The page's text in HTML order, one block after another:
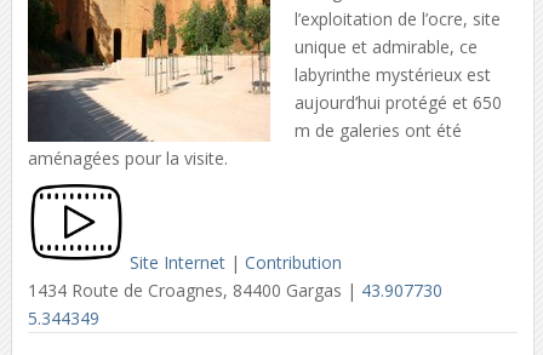
l’exploitation de l’ocre, site
unique et admirable, ce
labyrinthe mystérieux est
aujourd’hui protégé et 650
m de galeries ont été
aménagées pour la visite.
Site Internet| Contribution
1434 Route de Croagnes, 84400 Gargas | 43.907730
5.344349